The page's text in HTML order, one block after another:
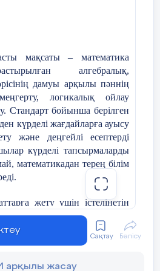
білік дағдыларының
жұмыстарын
логикалық есептерді шешуге
технологиясы, тесттік
мақсаты – математика
алгебралық,
дамуы арқылы пәннің
логикалық ойлау
Стандарт бойынша берілген
күрделі жағдайларға ауысу
және деңгейлі есептерді
күрделі тапсырмаларды
математикадан терең білім
жету үшін істелінетін
есептерді шешуге
таңдау курсының
дәл түсініп, басқа
Сақтау Бөлісу
арқылы жасау